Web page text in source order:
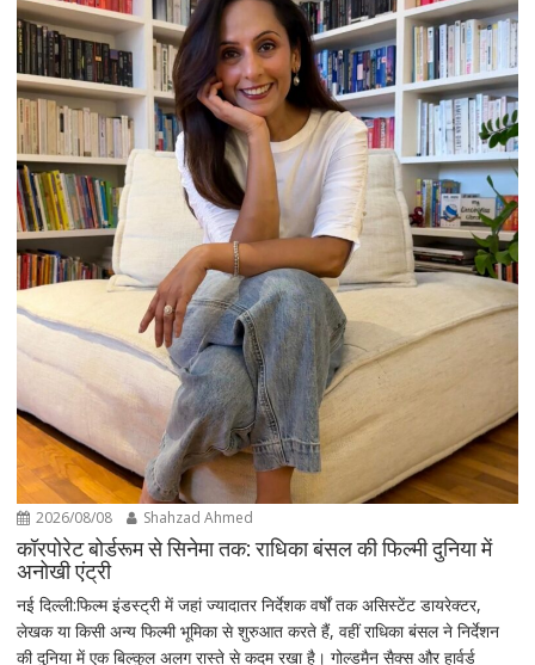
2026/08/08 Shahzad Ahmed
कॉरपोरेट बोर्डरूम से सिनेमा तक: राधिका बंसल की फिल्मी दुनिया में
अनोखी एंट्री
नई दिल्ली:फिल्म इंडस्ट्री में जहां ज्यादातर निर्देशक वर्षों तक असिस्टेंट डायरेक्टर,
लेखक या किसी अन्य फिल्मी भूमिका से शुरुआत करते हैं, वहीं राधिका बंसल ने निर्देशन
की दुनिया में एक बिल्कुल अलग रास्ते से कदम रखा है। गोल्डमैन सैक्स और हार्वर्ड